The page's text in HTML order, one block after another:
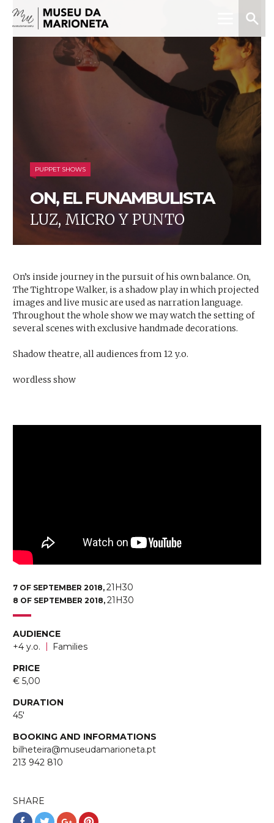
Museu
da
Marioneta
PUPPET SHOWS
ON, EL FUNAMBULISTA
LUZ, MICRO Y PUNTO
On’s inside journey in the pursuit of his own balance. On,
The Tightrope Walker, is a shadow play in which projected
images and live music are used as narration language.
Throughout the whole show we may watch the setting of
several scenes with exclusive handmade decorations.
Shadow theatre, all audiences from 12 y.o.
wordless show
7 OF SEPTEMBER 2018, 21H30
8 OF SEPTEMBER 2018, 21H30
AUDIENCE
+4 y.o.
Families
PRICE
€ 5,00
DURATION
45'
BOOKING AND INFORMATIONS
bilheteira@museudamarioneta.pt
213 942 810
SHARE
ShareShareShareShare